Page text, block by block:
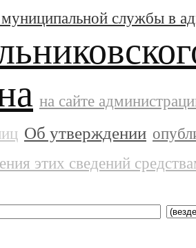
службы в
на сайте
Об утверждении
этих сведений